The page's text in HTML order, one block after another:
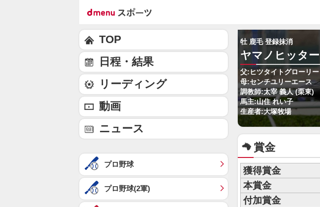
牡 鹿毛 登録抹消
ヤマノヒッター
父:ヒツタイトグローリー
母:センチユリーエース
調教師:太宰 義人 (栗東)
馬主:山住 れい子
生産者:大塚牧場
賞金
獲得賞金
本賞金
付加賞金
TOP
日程・結果
リーディング
動画
ニュース
プロ野球
プロ野球(2軍)